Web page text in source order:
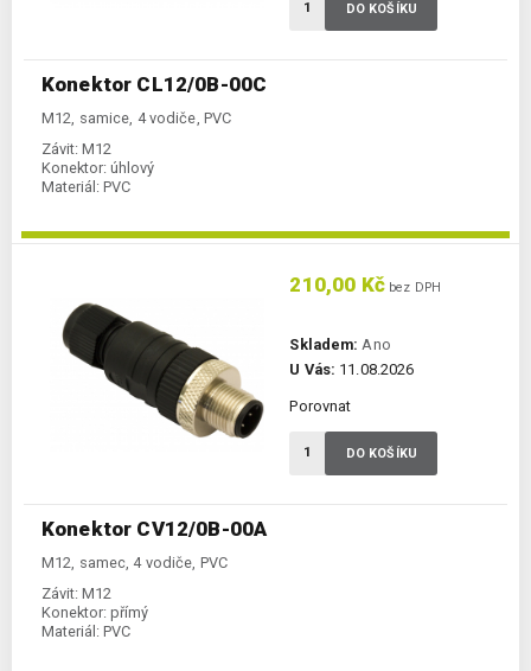
Konektor CL12/0B-00C
M12, samice, 4 vodiče, PVC
Závit: M12
Konektor: úhlový
Materiál: PVC
DO KOŠÍKU
Konektor CV12/0B-00A
M12, samec, 4 vodiče, PVC
Závit: M12
Konektor: přímý
Materiál: PVC
210,00 Kč bez DPH
Skladem: Ano
U Vás: 11.08.2026
Porovnat
DO KOŠÍKU